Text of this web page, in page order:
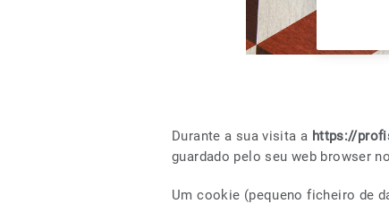
Durante a sua visita a https://
guardado pelo seu web browser
Um cookie (pequeno ficheiro de